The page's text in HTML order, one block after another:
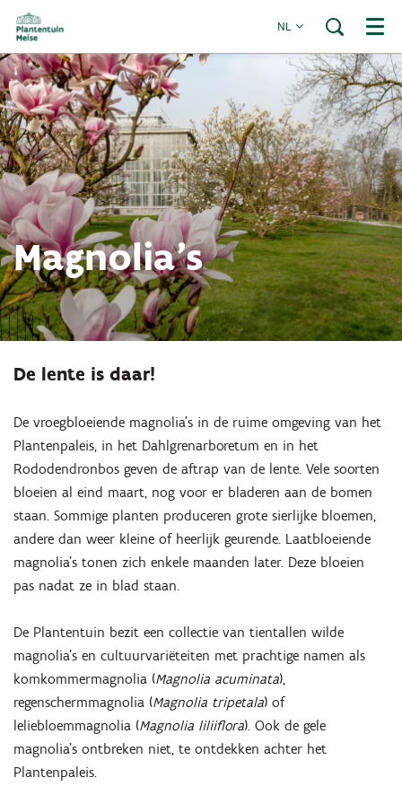
NL Menu
Magnolia's
De lente is daar!
De vroegbloeiende magnolia’s in de ruime omgeving van het
Plantenpaleis, in het Dahlgrenarboretum en in het
Rododendronbos geven de aftrap van de lente. Vele soorten
bloeien al eind maart, nog voor er bladeren aan de bomen
staan. Sommige planten produceren grote sierlijke bloemen,
andere dan weer kleine of heerlijk geurende. Laatbloeiende
magnolia’s tonen zich enkele maanden later. Deze bloeien
pas nadat ze in blad staan.
De Plantentuin bezit een collectie van tientallen wilde
magnolia’s en cultuurvariëteiten met prachtige namen als
komkommermagnolia (Magnolia acuminata),
regenschermmagnolia (Magnolia tripetala) of
leliebloemmagnolia (Magnolia liliiflora). Ook de gele
magnolia’s ontbreken niet, te ontdekken achter het
Plantenpaleis.
Inzoomen